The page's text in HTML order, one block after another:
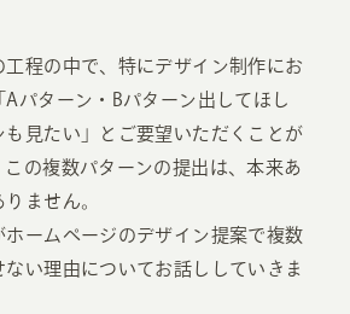
工程の中で、特にデザイン制作にお
パターン・Bパターン出してほし
も見たい」とご要望いただくことが
の複数パターンの提出は、本来あ
ません。
ームページのデザイン提案で複数
い理由についてお話ししていきま